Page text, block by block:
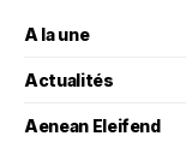
A la une
Actualités
Aenean Eleifend